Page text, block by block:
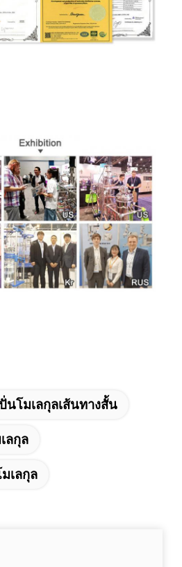
นโมเลกุลเส้นทางสั้น
ลกุล
เลกุล